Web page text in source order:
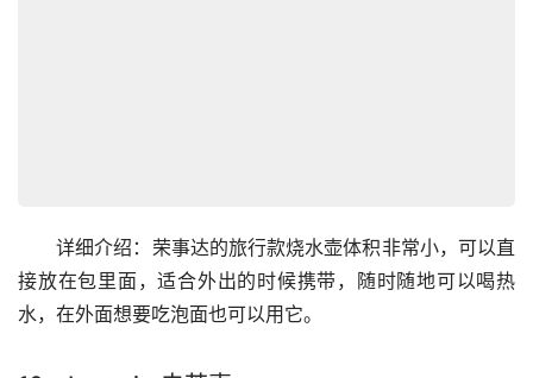
详细介绍：荣事达的旅行款烧水壶体积非常小，可以直
接放在包里面，适合外出的时候携带，随时随地可以喝热
水，在外面想要吃泡面也可以用它。